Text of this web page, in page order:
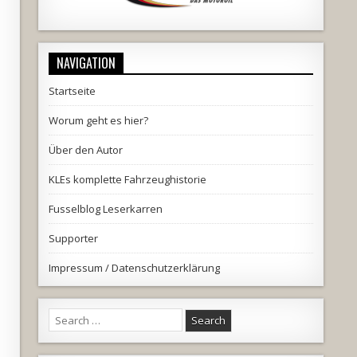
NAVIGATION
Startseite
Worum geht es hier?
Über den Autor
KLEs komplette Fahrzeughistorie
Fusselblog Leserkarren
Supporter
Impressum / Datenschutzerklärung
Search
for: